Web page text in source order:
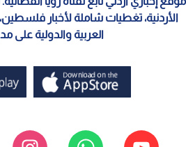
الأردنية، تغطيات شاملة لأخبار
العربية والدولية على